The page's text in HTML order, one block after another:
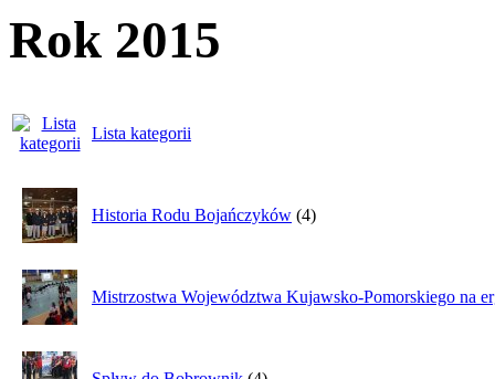
Rok 2015
Lista kategorii
Historia Rodu Bojańczyków (4)
Mistrzostwa Województwa Kujawsko-Pomorskiego na